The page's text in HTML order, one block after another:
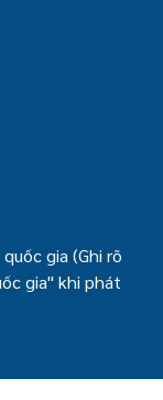
gia (Ghi rõ
gia" khi phát